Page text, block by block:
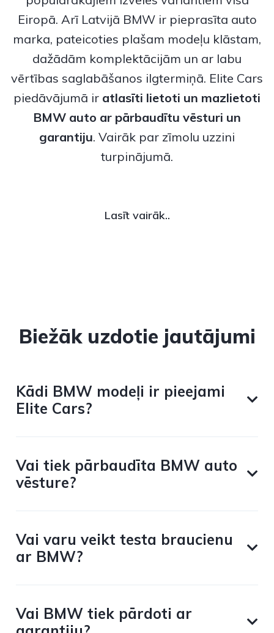
Eiropā. Arī Latvijā BMW ir pieprasīta auto
marka, pateicoties plašam modeļu klāstam,
dažādām komplektācijām un ar labu
vērtības saglabāšanos ilgtermiņā. Elite Cars
piedāvājumā ir atlasīti lietoti un mazlietoti
BMW auto ar pārbaudītu vēsturi un
garantiju. Vairāk par zīmolu uzzini
turpinājumā.
Lasīt vairāk..
Biežāk uzdotie jautājumi
Kādi BMW modeļi ir pieejami
Elite Cars?
Vai tiek pārbaudīta BMW auto
vēsture?
Vai varu veikt testa braucienu
ar BMW?
Vai BMW tiek pārdoti ar